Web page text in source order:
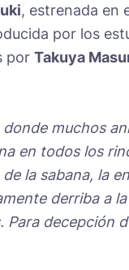
, estrenada en
por los
por Takuya
muchos
en todos los
la sabana, la
derriba a
decepción